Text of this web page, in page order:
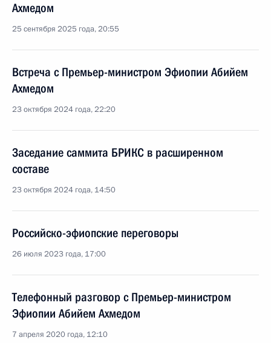
Ахмедом
25 сентября 2025 года, 20:55
Встреча с Премьер-министром Эфиопии Абийем
Ахмедом
23 октября 2024 года, 22:20
Заседание саммита БРИКС в расширенном
составе
23 октября 2024 года, 14:50
Российско-эфиопские переговоры
26 июля 2023 года, 17:00
Телефонный разговор с Премьер-министром
Эфиопии Абийем Ахмедом
7 апреля 2020 года, 12:10